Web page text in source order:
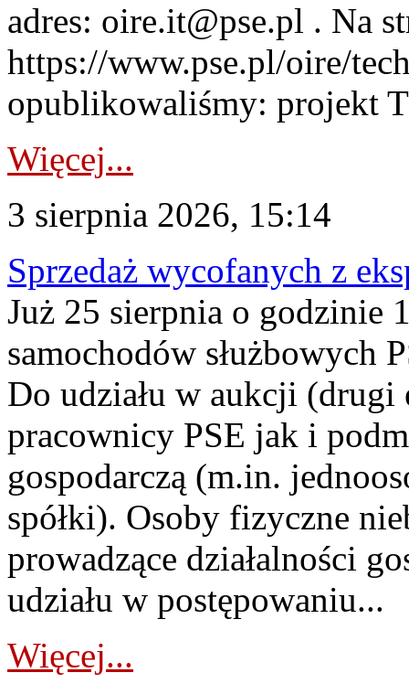
adres: oire.it@pse.pl . Na
https://www.pse.pl/oire/
opublikowaliśmy: projekt
Więcej...
3 sierpnia 2026, 15:14
Sprzedaż wycofanych z
Już 25 sierpnia o godzinie
samochodów służbowych
Do udziału w aukcji (drugi
pracownicy PSE jak i
gospodarczą (m.in.
spółki). Osoby fizyczne
prowadzące działalności
udziału w postępowaniu...
Więcej...